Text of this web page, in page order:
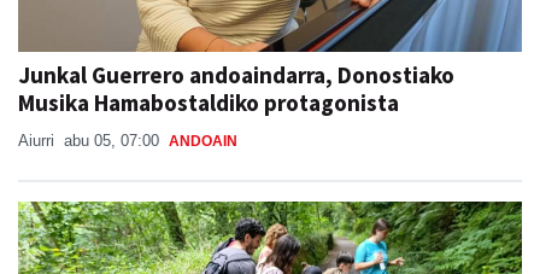
Junkal Guerrero andoaindarra, Donostiako
Musika Hamabostaldiko protagonista
Aiurri abu 05, 07:00 ANDOAIN